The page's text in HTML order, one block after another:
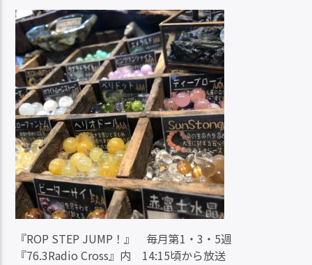
『ROP STEP JUMP！』 毎月第1・3・5週
『76.3Radio Cross』内 14:15頃から放送